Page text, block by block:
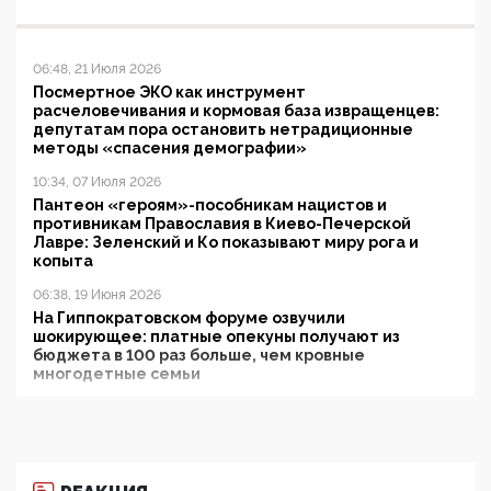
06:48, 21 Июля 2026
Посмертное ЭКО как инструмент
расчеловечивания и кормовая база извращенцев:
депутатам пора остановить нетрадиционные
методы «спасения демографии»
10:34, 07 Июля 2026
Пантеон «героям»-пособникам нацистов и
противникам Православия в Киево-Печерской
Лавре: Зеленский и Ко показывают миру рога и
копыта
06:38, 19 Июня 2026
На Гиппократовском форуме озвучили
шокирующее: платные опекуны получают из
бюджета в 100 раз больше, чем кровные
многодетные семьи